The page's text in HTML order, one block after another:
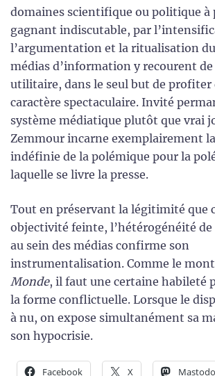
domaines scientifique ou politique à
gagnant indiscutable, par
l’argumentation et la ritualisation
médias d’information y recourent
utilitaire, dans le seul but de profiter
caractère spectaculaire. Invité
système médiatique plutôt que vrai
Zemmour incarne exemplairement
indéfinie de la polémique pour la
laquelle se livre la presse.
Tout en préservant la légitimité que
objectivité feinte, l’hétérogénéité de
au sein des médias confirme son
instrumentalisation. Comme le
Monde, il faut une certaine habileté
la forme conflictuelle. Lorsque le
à nu, on expose simultanément sa
son hypocrisie.
Facebook X